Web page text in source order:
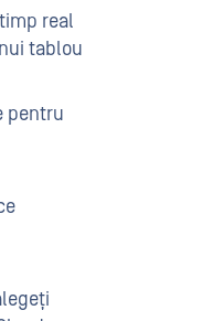
real
tablou
pentru